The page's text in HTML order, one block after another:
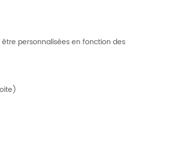
personnalisées en fonction des